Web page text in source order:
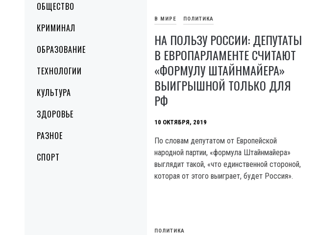
ОБЩЕСТВО
КРИМИНАЛ
ОБРАЗОВАНИЕ
ТЕХНОЛОГИИ
КУЛЬТУРА
ЗДОРОВЬЕ
РАЗНОЕ
СПОРТ
В МИРЕ ПОЛИТИКА
НА ПОЛЬЗУ РОССИИ: ДЕПУТАТЫ
В ЕВРОПАРЛАМЕНТЕ СЧИТАЮТ
«ФОРМУЛУ ШТАЙНМАЙЕРА»
ВЫИГРЫШНОЙ ТОЛЬКО ДЛЯ
РФ
10 ОКТЯБРЯ, 2019
По словам депутатом от Европейской
народной партии, «формула Штайнмайера»
выглядит такой, «что единственной стороной,
которая от этого выиграет, будет Россия».
ПОЛИТИКА